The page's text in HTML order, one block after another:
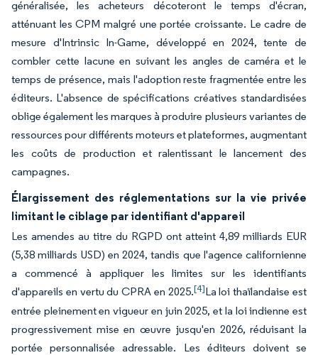
généralisée, les acheteurs décoteront le temps d'écran,
atténuant les CPM malgré une portée croissante. Le cadre de
mesure d'Intrinsic In-Game, développé en 2024, tente de
combler cette lacune en suivant les angles de caméra et le
temps de présence, mais l'adoption reste fragmentée entre les
éditeurs. L'absence de spécifications créatives standardisées
oblige également les marques à produire plusieurs variantes de
ressources pour différents moteurs et plateformes, augmentant
les coûts de production et ralentissant le lancement des
campagnes.
Élargissement des réglementations sur la vie privée
limitant le ciblage par identifiant d'appareil
Les amendes au titre du RGPD ont atteint 4,89 milliards EUR
(5,38 milliards USD) en 2024, tandis que l'agence californienne
a commencé à appliquer les limites sur les identifiants
d'appareils en vertu du CPRA en 2025.[4]La loi thaïlandaise est
entrée pleinement en vigueur en juin 2025, et la loi indienne est
progressivement mise en œuvre jusqu'en 2026, réduisant la
portée personnalisée adressable. Les éditeurs doivent se